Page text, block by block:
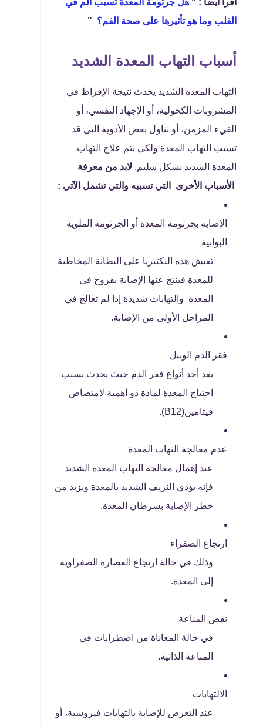
اقرا ايضا : " هل جرثومة المعدة تسبب ألم في
القلب وما هو تأثيرها على صحة الفم؟ "
أسباب التهاب المعدة الشديد
التهاب المعدة الشديد يحدث نتيجة الإفراط في
المشروبات الكحولية، أو الإجهاد النفسي، أو
القيء المزمن، أو تناول بعض الأدوية التي قد
تسبب التهاب المعدة ولكي يتم علاج التهاب
المعدة الشديد بشكل سليم. لابد من معرفة
الأسباب الأخرى التي تسببه والتي تشمل الآتي :
الإصابة بجرثومة المعدة أو الجرثومة الملوية
البوابية
تعيش هذه البكتيريا على البطانة المخاطية
للمعدة فينتج عنها الإصابة بقروح في
المعدة والتهابات شديدة إذا لم تعالج في
المراحل الأولى من الإصابة.
فقر الدم الوبيل
يعد أحد أنواع فقر الدم حيث يحدث بسبب
احتياج المعدة لمادة ذو أهمية لامتصاص
فيتامين(B12).
عدم معالجة التهاب المعدة
عند إهمال معالجة التهاب المعدة الشديد
فإنه يؤدي النزيف الشديد بالمعدة ويزيد من
خطر الإصابة بسرطان المعدة.
ارتجاع الصفراء
وذلك في حالة ارتجاع العصارة الصفراوية
إلى المعدة.
نقص المناعة
في حالة المعاناة من اضطرابات في
المناعة الذاتية.
الالتهابات
عند التعرض للإصابة بالتهابات فيروسية، أو